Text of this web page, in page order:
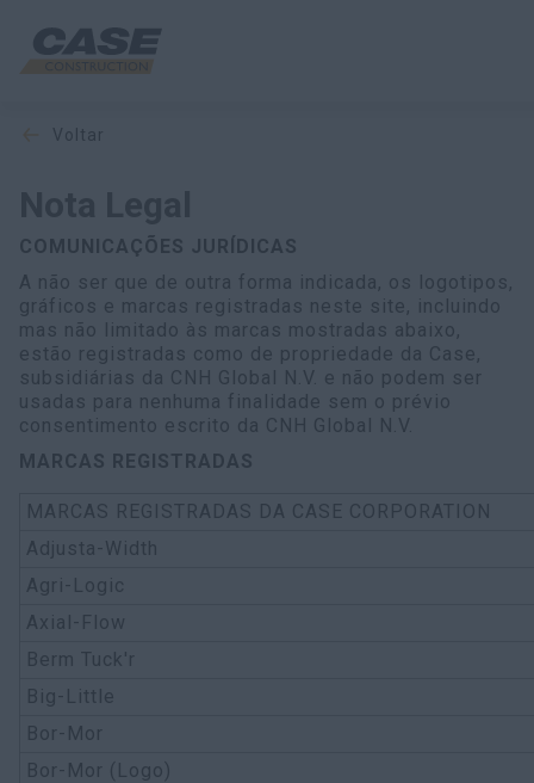
Serviços Financeiros
Mundo CASE
PEÇA UMA COTAÇÃO
Encontre um Concessionário
Buscar
voltar
COMUNICAÇÕES JURÍDICAS
A não ser que de outra forma indicada, os logotipos,
gráficos e marcas registradas neste site, incluindo
mas não limitado às marcas mostradas abaixo,
estão registradas como de propriedade da Case,
subsidiárias da CNH Global N.V. e não podem ser
usadas para nenhuma finalidade sem o prévio
consentimento escrito da CNH Global N.V.
MARCAS REGISTRADAS
MARCAS REGISTRADAS DA CASE CORPORATION
Adjusta-Width
Agri-Logic
Axial-Flow
Berm Tuck'r
Big-Little
Bor-Mor
Bor-Mor (Logo)